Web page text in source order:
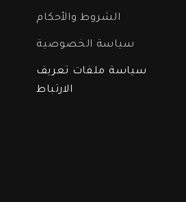
الشروط والأحكام
سياسة الخصوصية
سياسة ملفات تعريف
الارتباط